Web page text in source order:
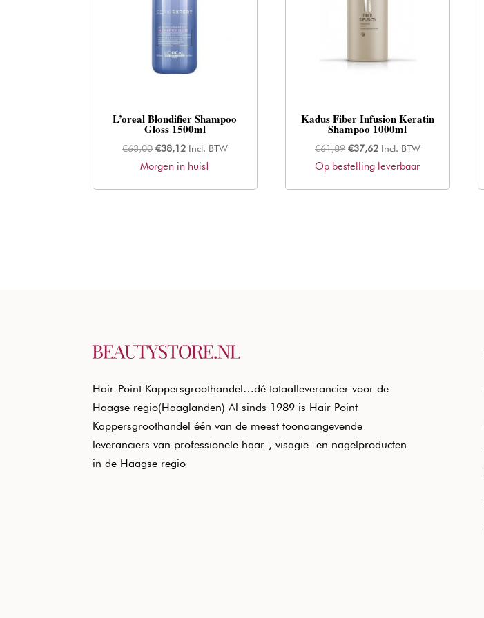
L’oreal Blondifier Shampoo
Gloss 1500ml
€63,00 Oorspronkelijke
prijs
€38,12Huidige
prijs
Incl. BTW
Morgen in huis!
Kadus Fiber Infusion Keratin
Shampoo 1000ml
€61,89 Oorspronkelijke
prijs
€37,62Huidige
prijs
Incl. BTW
Op bestelling leverbaar
Hair-Point Kappersgroothandel…dé totaalleverancier voor de
Haagse regio(Haaglanden) Al sinds 1989 is Hair Point
Kappersgroothandel één van de meest toonaangevende
leveranciers van professionele haar-, visagie- en nagelproducten
in de Haagse regio